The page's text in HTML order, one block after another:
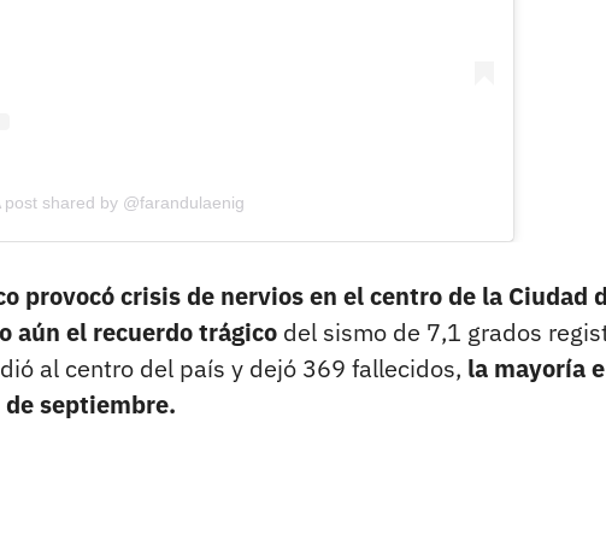
post shared by @farandulaenig
provocó crisis de nervios en el centro de la Ciudad
aún el recuerdo trágico del sismo de 7,1 grados
al centro del país y dejó 369 fallecidos, la mayoría
septiembre.